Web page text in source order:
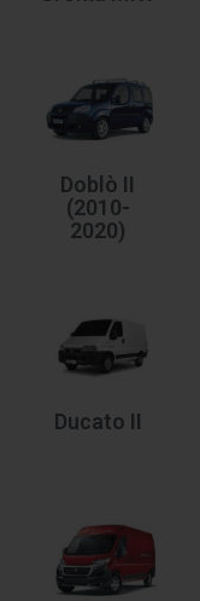
Doblò II
(2010-
2020)
Ducato II